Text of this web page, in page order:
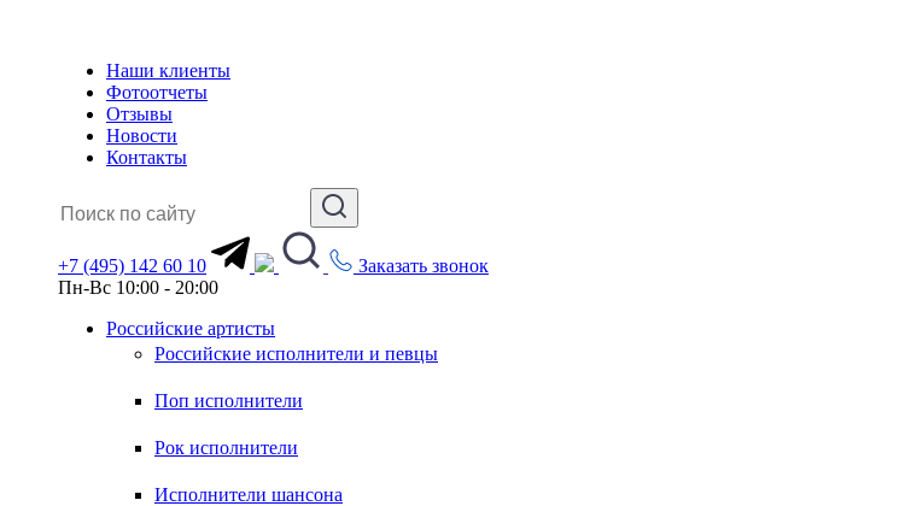
Наши клиенты
Фотоотчеты
Отзывы
Новости
Контакты
+7 (495) 142 60 10
Заказать звонок
Пн-Вс 10:00 - 20:00
Российские артисты
Российские исполнители и певцы
Поп исполнители
Рок исполнители
Исполнители шансона